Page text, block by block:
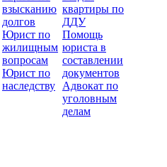
взысканию
долгов
Юрист по
жилищным
вопросам
Юрист по
наследству
квартиры по
ДДУ
Помощь
юриста в
составлении
документов
Адвокат по
уголовным
делам